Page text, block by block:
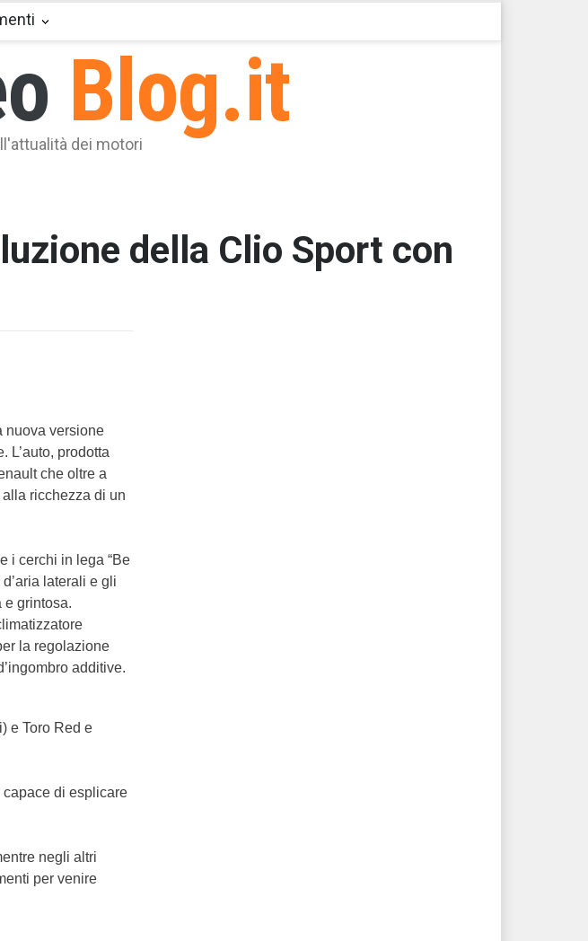
Blog.it
dei motori
della Clio Sport con
nuova versione
L’auto, prodotta
che oltre a
ricchezza di un
i cerchi in lega “Be
laterali e gli
e grintosa.
la regolazione
additive.
e Toro Red e
capace di esplicare
negli altri
per venire